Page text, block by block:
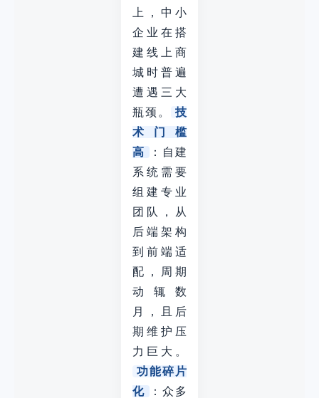
上，中小
企业在搭
建线上商
城时普遍
遭遇三大
瓶颈。
技
术门槛
高
：自建
系统需要
组建专业
团队，从
后端架构
到前端适
配，周期
动辄数
月，且后
期维护压
力巨大。
功能碎片
化
：众多